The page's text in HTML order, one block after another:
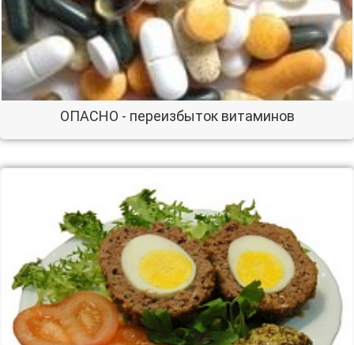
ОПАСНО - переизбыток витаминов